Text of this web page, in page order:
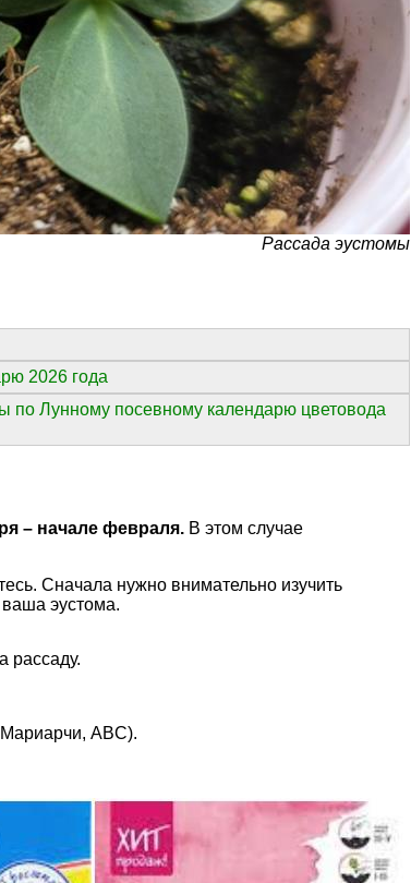
Рассада эустомы
2026 года
по Лунному посевному календарю цветовода
– начале февраля. В этом случае
Сначала нужно внимательно изучить
ваша эустома.
рассаду.
ABC).